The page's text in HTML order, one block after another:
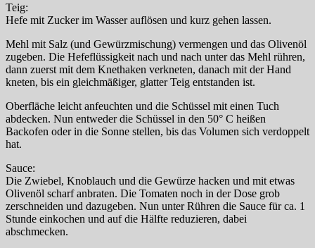
Teig:
Hefe mit Zucker im Wasser auflösen und kurz gehen lassen.
Mehl mit Salz (und Gewürzmischung) vermengen und das Olivenöl
zugeben. Die Hefeflüssigkeit nach und nach unter das Mehl rühren,
dann zuerst mit dem Knethaken verkneten, danach mit der Hand
kneten, bis ein gleichmäßiger, glatter Teig entstanden ist.
Oberfläche leicht anfeuchten und die Schüssel mit einen Tuch
abdecken. Nun entweder die Schüssel in den 50° C heißen
Backofen oder in die Sonne stellen, bis das Volumen sich verdoppelt
hat.
Sauce:
Die Zwiebel, Knoblauch und die Gewürze hacken und mit etwas
Olivenöl scharf anbraten. Die Tomaten noch in der Dose grob
zerschneiden und dazugeben. Nun unter Rühren die Sauce für ca. 1
Stunde einkochen und auf die Hälfte reduzieren, dabei
abschmecken.